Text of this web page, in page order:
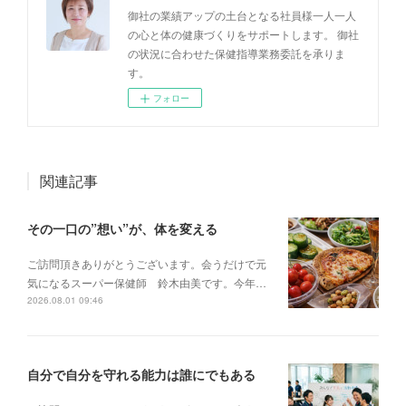
御社の業績アップの土台となる社員様一人一人
の心と体の健康づくりをサポートします。 御社
の状況に合わせた保健指導業務委託を承りま
す。
フォロー
関連記事
その一口の”想い”が、体を変える
ご訪問頂きありがとうございます。会うだけで元
気になるスーパー保健師 鈴木由美です。今年…
2026.08.01 09:46
自分で自分を守れる能力は誰にでもある